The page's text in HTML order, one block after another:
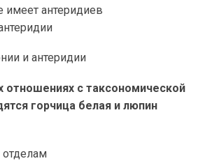
имеет антеридиев
и антеридии
отношениях с таксономической
горчица белая и люпин
отделам